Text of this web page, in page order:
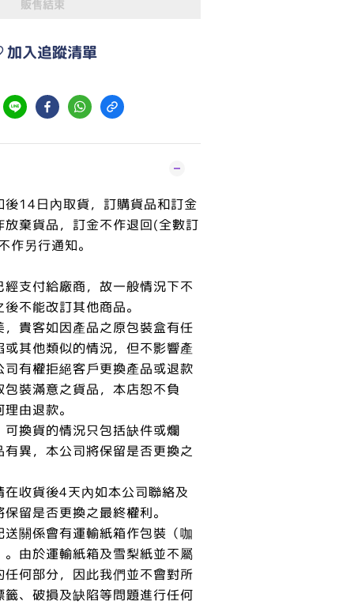
販售結束
加入追蹤清單
後14日內取貨，訂購貨品和訂金
放棄貨品，訂金不作退回(全數訂
作另行通知。
支付給廠商，故一般情況下不
不能改訂其他商品。
貴客如因產品之原包裝盒有任
其他類似的情況，但不影響產
司有權拒絕客戶更換產品或退款
裝滿意之貨品，本店恕不負
由退款。
換貨的情況只包括缺件或爛
異，本公司將保留是否更換之
收貨後4天內如本公司聯絡及
留是否更換之最終權利。
關係會有運輸紙箱作包裝（咖
由於運輸紙箱及雪梨紙並不屬
何部分，因此我們並不會對所
、破損及缺陷等問題進行任何